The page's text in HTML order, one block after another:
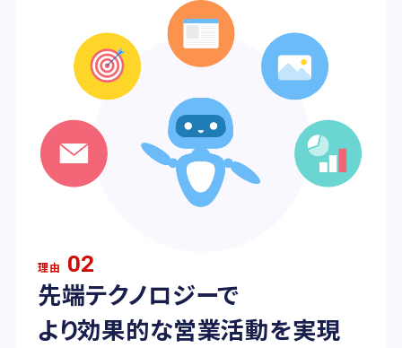
理由 02
先端テクノロジーで
より効果的な営業活動を実現